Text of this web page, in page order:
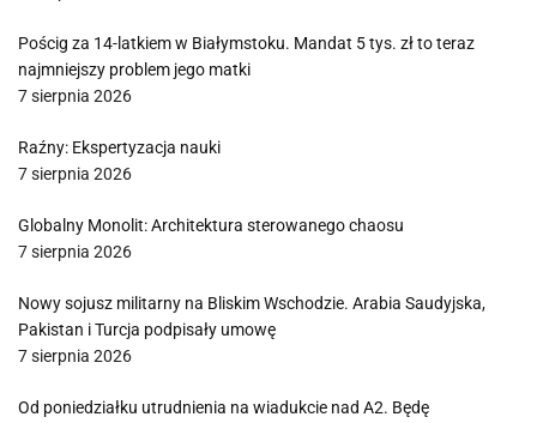
Pościg za 14-latkiem w Białymstoku. Mandat 5 tys. zł to teraz
najmniejszy problem jego matki
7 sierpnia 2026
Raźny: Ekspertyzacja nauki
7 sierpnia 2026
Globalny Monolit: Architektura sterowanego chaosu
7 sierpnia 2026
Nowy sojusz militarny na Bliskim Wschodzie. Arabia Saudyjska,
Pakistan i Turcja podpisały umowę
7 sierpnia 2026
Od poniedziałku utrudnienia na wiadukcie nad A2. Będę